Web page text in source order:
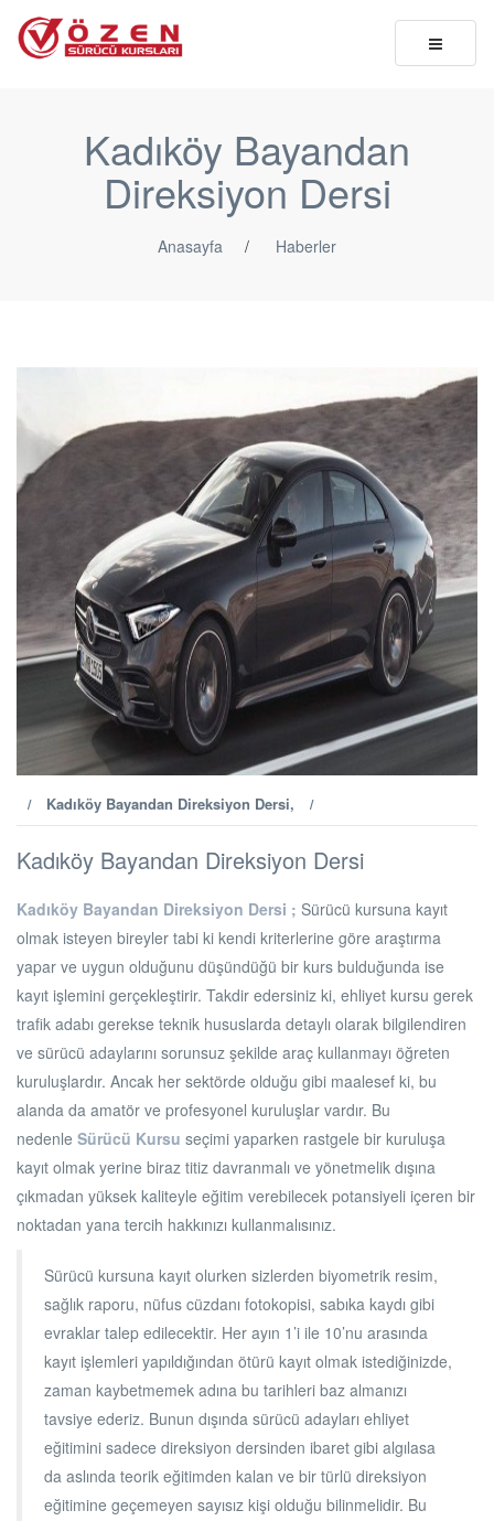
Toggle
Kadıköy Bayandan
Direksiyon Dersi
Anasayfa / Haberler
/ Kadıköy Bayandan Direksiyon Dersi, /
Kadıköy Bayandan Direksiyon Dersi
Kadıköy Bayandan Direksiyon Dersi ; Sürücü kursuna kayıt
olmak isteyen bireyler tabi ki kendi kriterlerine göre araştırma
yapar ve uygun olduğunu düşündüğü bir kurs bulduğunda ise
kayıt işlemini gerçekleştirir. Takdir edersiniz ki, ehliyet kursu gerek
trafik adabı gerekse teknik hususlarda detaylı olarak bilgilendiren
ve sürücü adaylarını sorunsuz şekilde araç kullanmayı öğreten
kuruluşlardır. Ancak her sektörde olduğu gibi maalesef ki, bu
alanda da amatör ve profesyonel kuruluşlar vardır. Bu
nedenle Sürücü Kursu seçimi yaparken rastgele bir kuruluşa
kayıt olmak yerine biraz titiz davranmalı ve yönetmelik dışına
çıkmadan yüksek kaliteyle eğitim verebilecek potansiyeli içeren bir
noktadan yana tercih hakkınızı kullanmalısınız.
Sürücü kursuna kayıt olurken sizlerden biyometrik resim,
sağlık raporu, nüfus cüzdanı fotokopisi, sabıka kaydı gibi
evraklar talep edilecektir. Her ayın 1’i ile 10’nu arasında
kayıt işlemleri yapıldığından ötürü kayıt olmak istediğinizde,
zaman kaybetmemek adına bu tarihleri baz almanızı
tavsiye ederiz. Bunun dışında sürücü adayları ehliyet
eğitimini sadece direksiyon dersinden ibaret gibi algılasa
da aslında teorik eğitimden kalan ve bir türlü direksiyon
eğitimine geçemeyen sayısız kişi olduğu bilinmelidir. Bu